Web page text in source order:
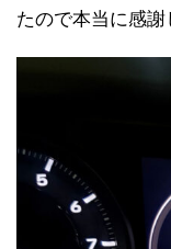
たので本当に感謝